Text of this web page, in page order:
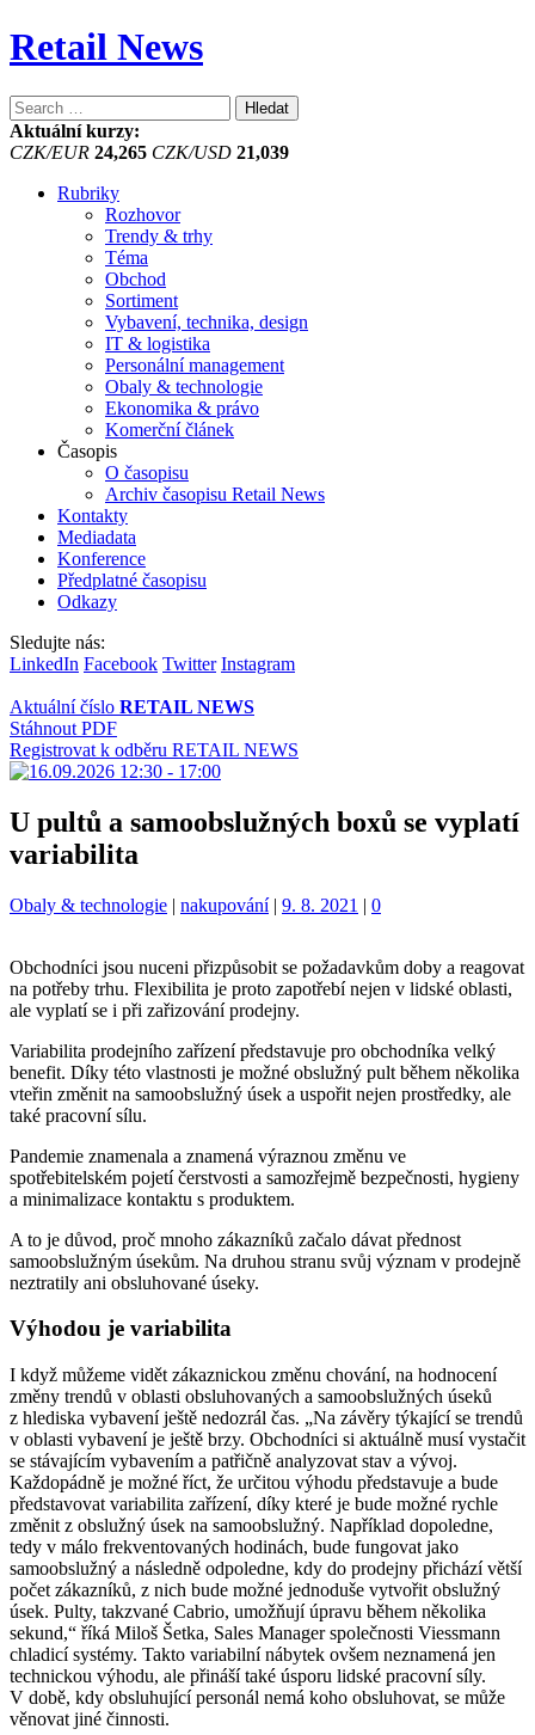
Retail News
Vyhledávání
Aktuální kurzy:
CZK/EUR 24,265 CZK/USD 21,039
Rubriky
Rozhovor
Trendy & trhy
Téma
Obchod
Sortiment
Vybavení, technika, design
IT & logistika
Personální management
Obaly & technologie
Ekonomika & právo
Komerční článek
Časopis
O časopisu
Archiv časopisu Retail News
Kontakty
Mediadata
Konference
Předplatné časopisu
Odkazy
Sledujte nás:
LinkedIn Facebook Twitter Instagram
Aktuální číslo RETAIL NEWS
Stáhnout PDF
Registrovat k odběru RETAIL NEWS
U pultů a samoobslužných boxů se vyplatí
variabilita
Kategorie:
Obaly & technologie | Štítky:
nakupování | 9. 8. 2021 | 0
Obchodníci jsou nuceni přizpůsobit se požadavkům doby a reagovat
na potřeby trhu. Flexibilita je proto zapotřebí nejen v lidské oblasti,
ale vyplatí se i při zařizování prodejny.
Variabilita prodejního zařízení představuje pro obchodníka velký
benefit. Díky této vlastnosti je možné obslužný pult během několika
vteřin změnit na samoobslužný úsek a uspořit nejen prostředky, ale
také pracovní sílu.
Pandemie znamenala a znamená výraznou změnu ve
spotřebitelském pojetí čerstvosti a samozřejmě bezpečnosti, hygieny
a minimalizace kontaktu s produktem.
A to je důvod, proč mnoho zákazníků začalo dávat přednost
samoobslužným úsekům. Na druhou stranu svůj význam v prodejně
neztratily ani obsluhované úseky.
Výhodou je variabilita
I když můžeme vidět zákaznickou změnu chování, na hodnocení
změny trendů v oblasti obsluhovaných a samoobslužných úseků
z hlediska vybavení ještě nedozrál čas. „Na závěry týkající se trendů
v oblasti vybavení je ještě brzy. Obchodníci si aktuálně musí vystačit
se stávajícím vybavením a patřičně analyzovat stav a vývoj.
Každopádně je možné říct, že určitou výhodu představuje a bude
představovat variabilita zařízení, díky které je bude možné rychle
změnit z obslužný úsek na samoobslužný. Například dopoledne,
tedy v málo frekventovaných hodinách, bude fungovat jako
samoobslužný a následně odpoledne, kdy do prodejny přichází větší
počet zákazníků, z nich bude možné jednoduše vytvořit obslužný
úsek. Pulty, takzvané Cabrio, umožňují úpravu během několika
sekund,“ říká Miloš Šetka, Sales Manager společnosti Viessmann
chladicí systémy. Takto variabilní nábytek ovšem neznamená jen
technickou výhodu, ale přináší také úsporu lidské pracovní síly.
V době, kdy obsluhující personál nemá koho obsluhovat, se může
věnovat jiné činnosti.